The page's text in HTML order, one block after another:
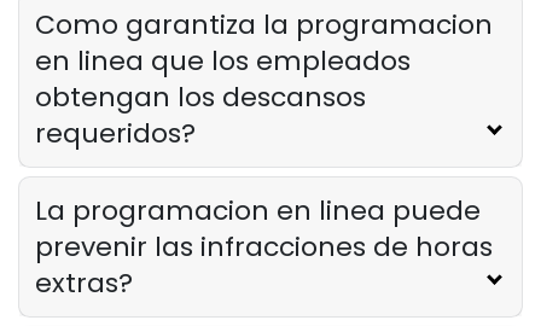
Derrick McMahon Mar 19, 2025
Como garantiza la programacion
en linea que los empleados
obtengan los descansos
requeridos?
La programacion en linea puede
prevenir las infracciones de horas
extras?